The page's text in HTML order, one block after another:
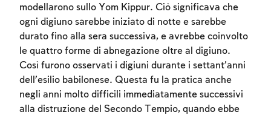
modellarono sullo Yom Kippur. Ciò significava che
ogni digiuno sarebbe iniziato di notte e sarebbe
durato fino alla sera successiva, e avrebbe coinvolto
le quattro forme di abnegazione oltre al digiuno.
Così furono osservati i digiuni durante i settant’anni
dell’esilio babilonese. Questa fu la pratica anche
negli anni molto difficili immediatamente successivi
alla distruzione del Secondo Tempio, quando ebbe